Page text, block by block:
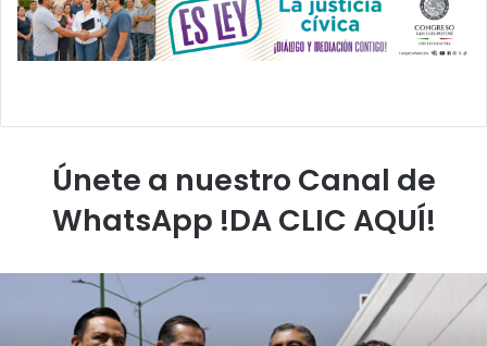
Únete a nuestro Canal de
WhatsApp !DA CLIC AQUÍ!